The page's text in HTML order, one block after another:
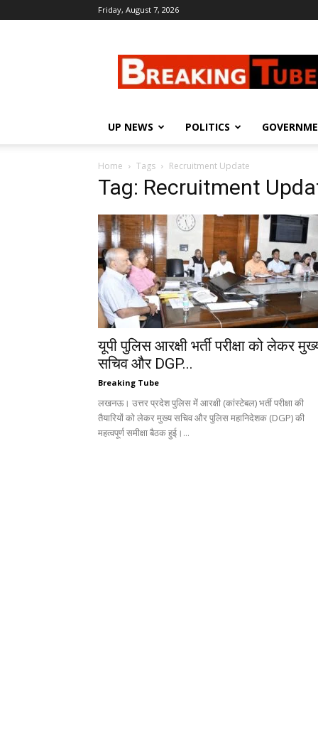
Friday, August 7, 2026
UP NEWS POLITICS
Home Tags Recruitment Update
Tag: Recruitment
यूपी पुलिस आरक्षी भर्ती परीक्षा को लेकर
सचिव और DGP...
Breaking Tube
लखनऊ। उत्तर प्रदेश पुलिस में आरक्षी (कांस्टेबल) भर्ती परीक्षा की
तैयारियों को लेकर मुख्य सचिव और पुलिस महानिदेशक (DGP) की
महत्वपूर्ण समीक्षा बैठक हुई।...